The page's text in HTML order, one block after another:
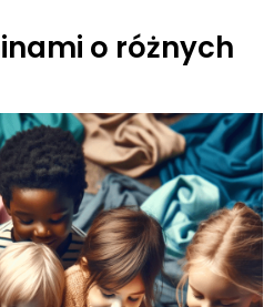
o różnych